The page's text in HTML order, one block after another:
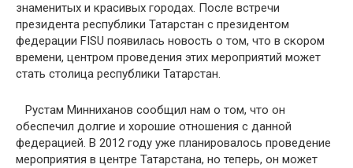
знаменитых и красивых городах. После встречи
президента республики Татарстан с президентом
федерации FISU появилась новость о том, что в скором
времени, центром проведения этих мероприятий может
стать столица республики Татарстан.
Рустам Минниханов сообщил нам о том, что он
обеспечил долгие и хорошие отношения с данной
федерацией. В 2012 году уже планировалось проведение
мероприятия в центре Татарстана, но теперь, он может